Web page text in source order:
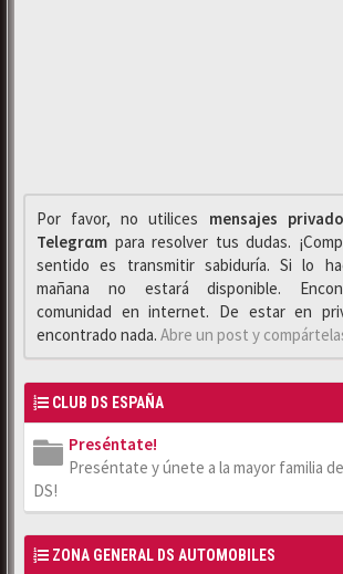
Por favor, no utilices mensajes
Telegrαm para resolver tus dudas.
sentido es transmitir sabiduría. Si lo
mañana no estará disponible.
comunidad en internet. De estar en
encontrado nada. Abre un post y
CLUB DS ESPAÑA
Preséntate!
Preséntate y únete a la mayor familia
DS!
ZONA GENERAL DS AUTOMOBILES